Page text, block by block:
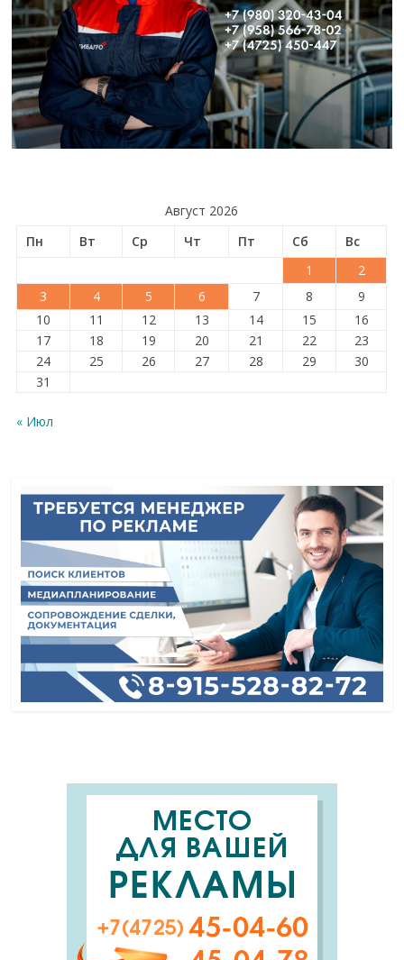
Август 2026
Пн
Вт Ср Чт Пт Сб
Вс
1
2
3
4 5 6 7 8
9
10
11 12 13 14 15
16
17
18 19 20 21 22
23
24
25 26 27 28 29
30
31
« Июл